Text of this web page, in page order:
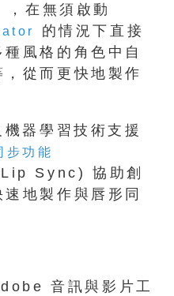
在無須啟動
的情況下直接
風格的角色中自
從而更快地製作
器學習技術支援
步功能
Sync) 協助創
地製作與唇形同
音訊與影片工